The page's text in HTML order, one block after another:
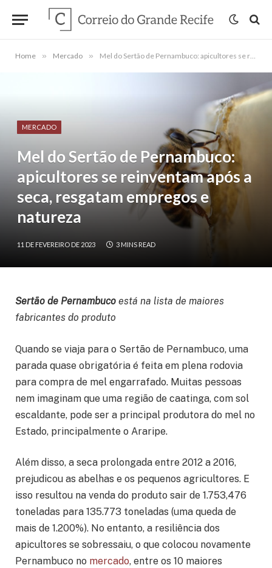
Home » Mercado » Mel do Sertão de Pernambuco: apicultores se reinventam após a seca, resgatam empregos e natureza
MERCADO
Mel do Sertão de Pernambuco:
apicultores se reinventam após a
seca, resgatam empregos e
natureza
11 DE FEVEREIRO DE 2023 3 MINS READ
Sertão de Pernambuco está na lista de maiores
fabricantes do produto
Quando se viaja para o Sertão de Pernambuco, uma
parada quase obrigatória é feita em plena rodovia
para compra de mel engarrafado. Muitas pessoas
nem imaginam que uma região de caatinga, com sol
escaldante, pode ser a principal produtora do mel no
Estado, principalmente o Araripe.
Além disso, a seca prolongada entre 2012 a 2016,
prejudicou as abelhas e os pequenos agricultores. E
isso resultou na venda do produto sair de 1.753,476
toneladas para 135.773 toneladas (uma queda de
mais de 1.200%). No entanto, a resiliência dos
apicultores se sobressaiu, o que colocou novamente
Pernambuco no mercado, entre os 10 maiores